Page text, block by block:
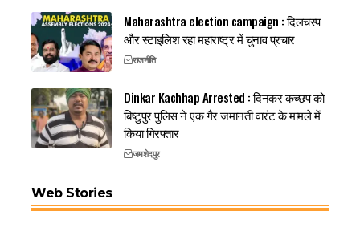
Maharashtra election campaign : दिलचस्प
और स्टाइलिश रहा महाराष्ट्र में चुनाव प्रचार
राजनीति
Dinkar Kachhap Arrested : दिनकर कच्छप को
बिष्टुपुर पुलिस ने एक गैर जमानती वारंट के मामले में
किया गिरफ्तार
जमशेदपुर
Web Stories